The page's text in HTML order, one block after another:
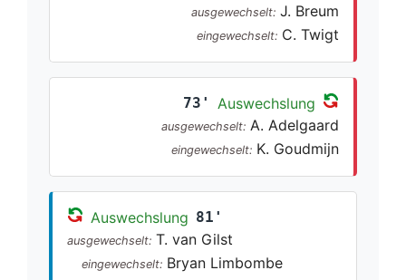
ausgewechselt: J. Breum
eingewechselt: C. Twigt
73' Auswechslung
ausgewechselt: A. Adelgaard
eingewechselt: K. Goudmijn
Auswechslung 81'
ausgewechselt: T. van Gilst
eingewechselt: Bryan Limbombe